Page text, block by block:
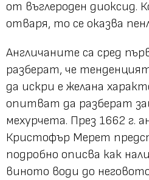
от въглероден диоксид.
отваря, то се оказва
Англичаните са сред
разберат, че
да искри е желана
опитват да разберат
мехурчета. През 1662 г.
Кристофър Мерет
подробно описва как
виното води до